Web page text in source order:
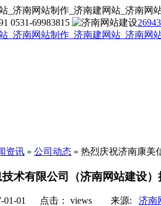
0531-69983815
资讯 » 公司动态 » 热烈庆祝济南康美
术有限公司（济南网站建设
01 点击： views 来源: 济南